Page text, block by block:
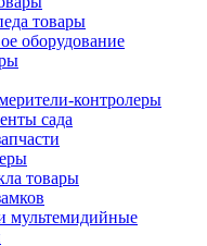
товары
оборудование
контролеры
сада
товары
мультемидийные